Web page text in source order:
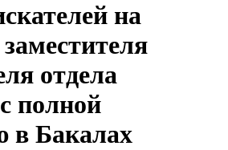
на
отдела
полной
в Бакалах